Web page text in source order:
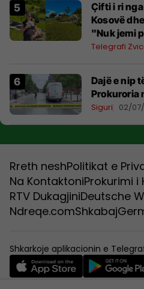
Çifti i ri
Kosovë
"Nuk jemi
Telegrafi
Dajë e nip
Prokuroria
Siguri 02/
Rreth neshPolitikat e
Na KontaktoniProkurimi i
RTV DukagjiniDeutsche
Ndreqe.comShkabaj
Shkarkoje aplikacionin e